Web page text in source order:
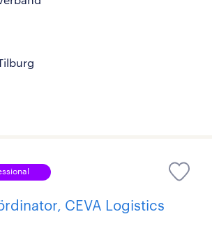
CEVA Logistics